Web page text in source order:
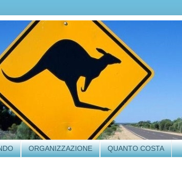
ORGANIZZAZIONE QUANTO COSTA